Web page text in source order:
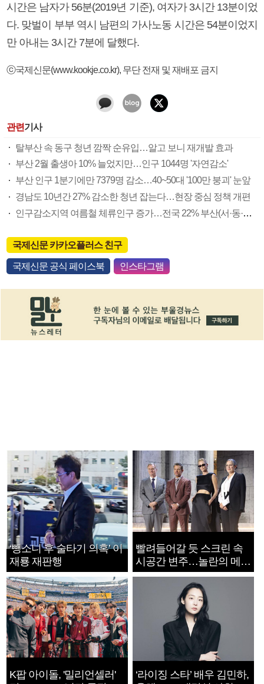
시간은 남자가 56분(2019년 기준), 여자가 3시간 13분이었
다. 맞벌이 부부 역시 남편의 가사노동 시간은 54분이었지
만 아내는 3시간 7분에 달했다.
ⓒ국제신문(www.kookje.co.kr), 무단 전재 및 재배포 금지
관련기사
탈부산 속 동구 청년 깜짝 순유입…알고 보니 재개발 효과
부산 2월 출생아 10% 늘었지만…인구 1044명 '자연감소'
부산 인구 1분기에만 7379명 감소…40~50대 '100만 붕괴' 눈앞
경남도 10년간 27% 감소한 청년 잡는다…현장 중심 정책 개편
인구감소지역 여름철 체류인구 증가…전국 22% 부산(서·동·영도구) 3.7%
국제신문 카카오플러스 친구
국제신문 공식 페이스북 인스타그램
‘뺑소니 후 술타기 의혹’ 이
재룡 재판행
빨려들어갈 듯 스크린 속
시공간 변주…놀란의 메시
지는 ‘전쟁 속죄’
K팝 아이돌, '밀리언셀러'
‘라이징 스타’ 배우 김민하,